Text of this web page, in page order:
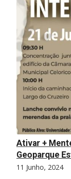
Ativar +
Geoparque
11 Junho, 2024